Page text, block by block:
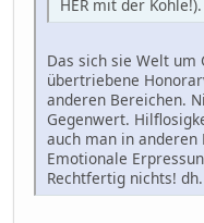
HER mit der Kohle!).
Das sich sie Welt um
übertriebene
anderen Bereichen.
Gegenwert.
auch man in anderen
Emotionale
Rechtfertig nichts!